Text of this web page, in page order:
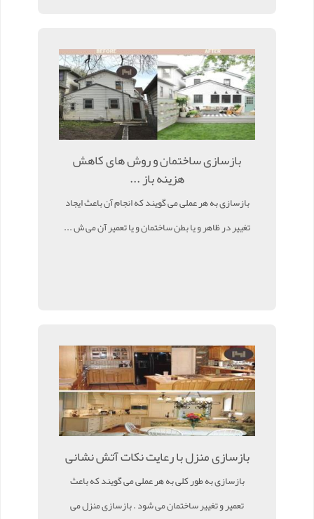
بازسازی ساختمان و روش های کاهش
هزینه باز ...
بازسازی به هر عملی می گویند که انجام آن باعث ایجاد
تغییر در ظاهر و یا بطن ساختمان و یا تعمیر آن می ش ...
بازسازی منزل با رعایت نکات آتش نشانی
بازسازی به طور کلی به هر عملی می گویند که باعث
تعمیر و تغییر ساختمان می شود . بازسازی منزل می